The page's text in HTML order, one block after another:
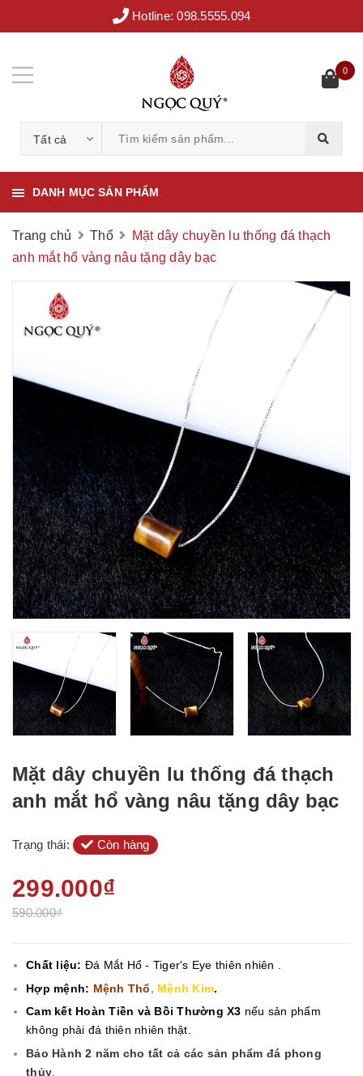
Hotline:098.5555.094
Tất cả
0
DANH MỤC SẢN PHẨM
Trang chủ Thổ
Mặt dây chuyền lu thống đá thạch
anh mắt hổ vàng nâu tặng dây bạc
Mặt dây chuyền lu thống đá thạch
anh mắt hổ vàng nâu tặng dây bạc
Trạng thái: Còn hàng
299.000₫
590.000₫
Chất liệu: Đá Mắt Hổ - Tiger's Eye thiên nhiên .
Hợp mệnh: Mệnh Thổ, Mệnh Kim.
Cam kết Hoàn Tiền và Bồi Thường X3 nếu sản phẩm
không phải đá thiên nhiên thật.
Bảo Hành 2 năm cho tất cả các sản phẩm đá phong
thủy